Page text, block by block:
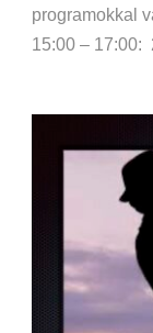
programokkal
15:00 – 17:00: